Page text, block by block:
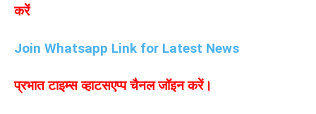
करें
Join Whatsapp Link for Latest News
प्रभात टाइम्स व्हाटसएप्प चैनल जॉइन करें।